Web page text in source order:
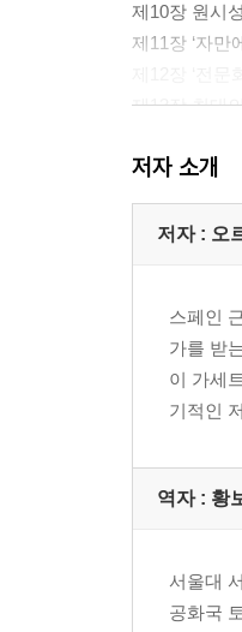
제10장 원시
제11장 ‘자만
제13장 최대
제2부 누가 세
제14장 누가
제15장 진정
저자 소개
저자 : 오
스페인
가를 받
이 가세
기적인
역자 : 황
서울대
공화국